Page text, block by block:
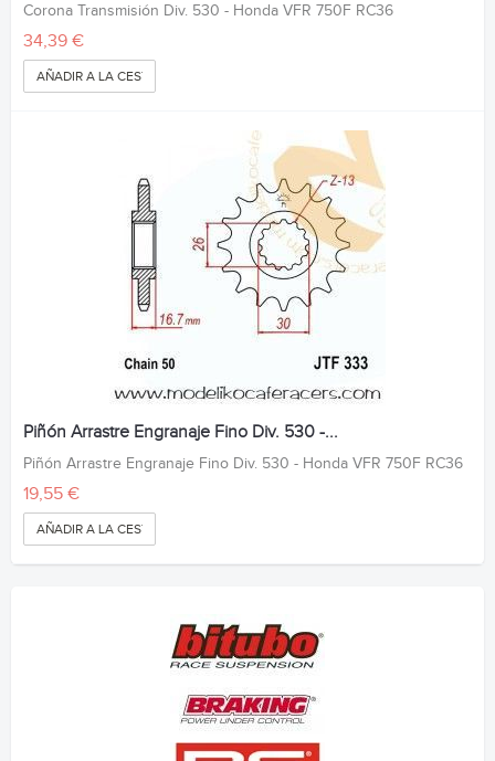
Corona Transmisión Div. 530 - Honda VFR 750F RC36
34,39 €
AÑADIR A LA CESTA
Piñón Arrastre Engranaje Fino Div. 530 -...
Piñón Arrastre Engranaje Fino Div. 530 - Honda VFR 750F RC36
19,55 €
AÑADIR A LA CESTA